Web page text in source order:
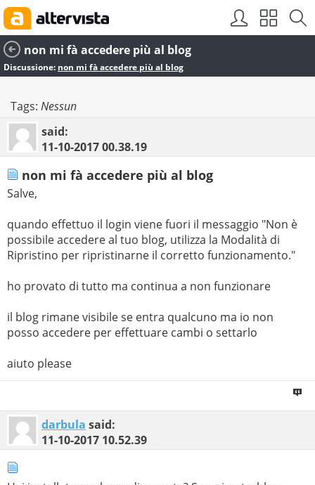
non mi fà accedere più al blog
Discussione: non mi fà accedere più al blog
Tags: Nessun
said:
11-10-201700.38.19
non mi fà accedere più al blog
Salve,
quando effettuo il login viene fuori il messaggio "Non è
possibile accedere al tuo blog, utilizza la Modalità di
Ripristino per ripristinarne il corretto funzionamento."
ho provato di tutto ma continua a non funzionare
il blog rimane visibile se entra qualcuno ma io non
posso accedere per effettuare cambi o settarlo
aiuto please
darbula said:
11-10-2017 10.52.39